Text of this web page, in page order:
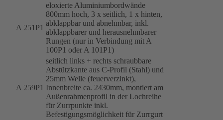
A 251P1
eloxierte Aluminiumbordwände
800mm hoch, 3 x seitlich, 1 x hinten,
abklappbar und abnehmbar, inkl.
abklappbarer und herausnehmbarer
Rungen (nur in Verbindung mit A
100P1 oder A 101P1)
A 259P1
seitlich links + rechts schraubbare
Abstützkante aus C-Profil (Stahl) und
25mm Welle (feuerverzinkt),
Innenbreite ca. 2430mm, montiert am
Außenrahmenprofil in der Lochreihe
für Zurrpunkte inkl.
Befestigungsmöglichkeit für Zurrgurt